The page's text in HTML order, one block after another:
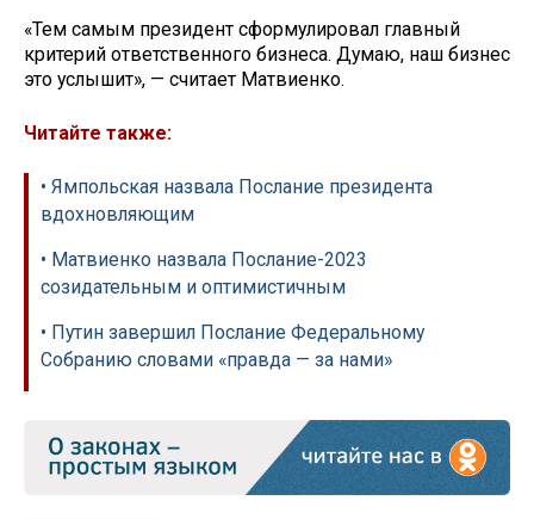
«Тем самым президент сформулировал главный
критерий ответственного бизнеса. Думаю, наш бизнес
это услышит», — считает Матвиенко.
Читайте также:
• Ямпольская назвала Послание президента
вдохновляющим
• Матвиенко назвала Послание-2023
созидательным и оптимистичным
• Путин завершил Послание Федеральному
Собранию словами «правда — за нами»